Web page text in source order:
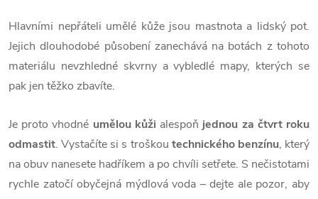
Hlavními nepřáteli umělé kůže jsou mastnota a lidský pot.
Jejich dlouhodobé působení zanechává na botách z tohoto
materiálu nevzhledné skvrny a vybledlé mapy, kterých se
pak jen těžko zbavíte.
Je proto vhodné umělou kůži alespoň jednou za čtvrt roku
odmastit. Vystačíte si s troškou technického benzínu, který
na obuv nanesete hadříkem a po chvíli setřete. S nečistotami
rychle zatočí obyčejná mýdlová voda – dejte ale pozor, aby